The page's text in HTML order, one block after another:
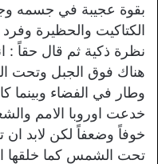
بقوة عجيبة في جسمه
الكتاكيت والحظيرة
نظرة ذكية ثم قال حقاً :
هناك فوق الجبل وتحت
وطار في الفضاء وبينما
خدعت اوروبا الامم
خوفاً وضعفاً لكن لابد
تحت الشمس كما خلقها